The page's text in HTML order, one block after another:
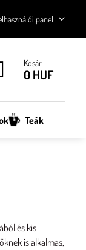
panel
Kosár
0 HUF
Teák
és kis
is alkalmas,